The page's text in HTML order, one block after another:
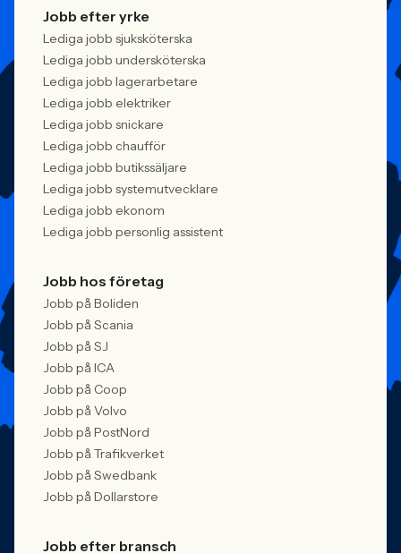
Jobb efter yrke
Lediga jobb sjuksköterska
Lediga jobb undersköterska
Lediga jobb lagerarbetare
Lediga jobb elektriker
Lediga jobb snickare
Lediga jobb chaufför
Lediga jobb butikssäljare
Lediga jobb systemutvecklare
Lediga jobb ekonom
Lediga jobb personlig assistent
Jobb hos företag
Jobb på Boliden
Jobb på Scania
Jobb på SJ
Jobb på ICA
Jobb på Coop
Jobb på Volvo
Jobb på PostNord
Jobb på Trafikverket
Jobb på Swedbank
Jobb på Dollarstore
Jobb efter bransch